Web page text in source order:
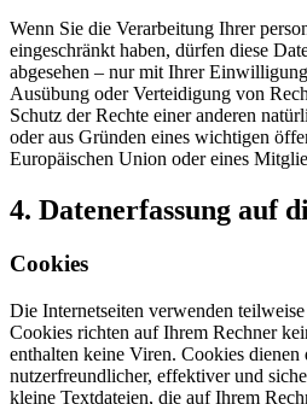
Wenn Sie die Verarbeitung Ihrer
eingeschränkt haben, dürfen diese
abgesehen – nur mit Ihrer
Ausübung oder Verteidigung von
Schutz der Rechte einer anderen
oder aus Gründen eines wichtigen
Europäischen Union oder eines
4. Datenerfassung auf
Cookies
Die Internetseiten verwenden
Cookies richten auf Ihrem Rechner
enthalten keine Viren. Cookies dienen
nutzerfreundlicher, effektiver und
kleine Textdateien, die auf Ihrem